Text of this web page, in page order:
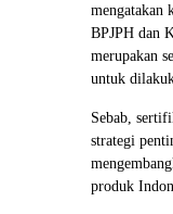
mengatakan
BPJPH dan
merupakan
untuk
Sebab,
strategi
produk